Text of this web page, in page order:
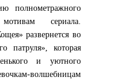
полнометражного
сериала.
развернется во
патруля», которая
и уютного
волшебницам